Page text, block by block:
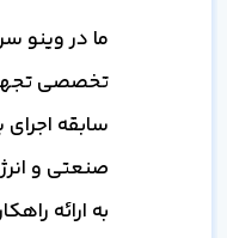
ما در وینو
تخصصی
سابقه
صنعتی و
به ارائه